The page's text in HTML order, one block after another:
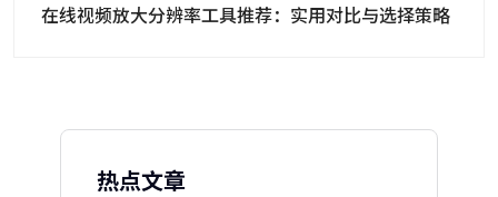
在线视频放大分辨率工具推荐：实用对比与选择策略
热点文章